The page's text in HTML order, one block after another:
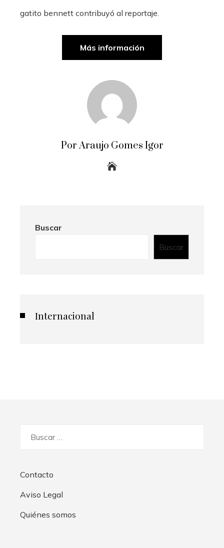
gatito bennett contribuyó al reportaje.
Más información
Por Araujo Gomes Igor
Buscar
Buscar
Internacional
Contacto
Aviso Legal
Quiénes somos